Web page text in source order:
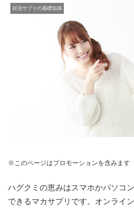
妊活サプリの基礎知識
※このページはプロモーションを含みます
ハグクミの恵みはスマホかパソコ
できるマカサプリです。オンライ